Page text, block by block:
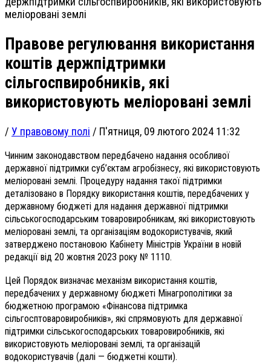
Правове регулювання використання
коштів держпідтримки
сільгоспвиробників, які
використовують меліоровані землі
/ У правовому полі / П'ятниця, 09 лютого 2024 11:32
Чинним законодавством передбачено надання особливої
державної підтримки суб’єктам агробізнесу, які використовують
меліоровані землі. Процедуру надання такої підтримки
деталізовано в Порядку використання коштів, передбачених у
державному бюджеті для надання державної підтримки
сільськогосподарським товаровиробникам, які використовують
меліоровані землі, та організаціям водокористувачів, який
затверджено постановою Кабінету Міністрів України в новій
редакції від 20 жовтня 2023 року № 1110.
Цей Порядок визначає механізм використання коштів,
передбачених у державному бюджеті Мінагрополітики за
бюджетною програмою «Фінансова підтримка
сільгосптоваровиробників», які спрямовують для державної
підтримки сільськогосподарських товаровиробників, які
використовують меліоровані землі, та організацій
водокористувачів (далі — бюджетні кошти).